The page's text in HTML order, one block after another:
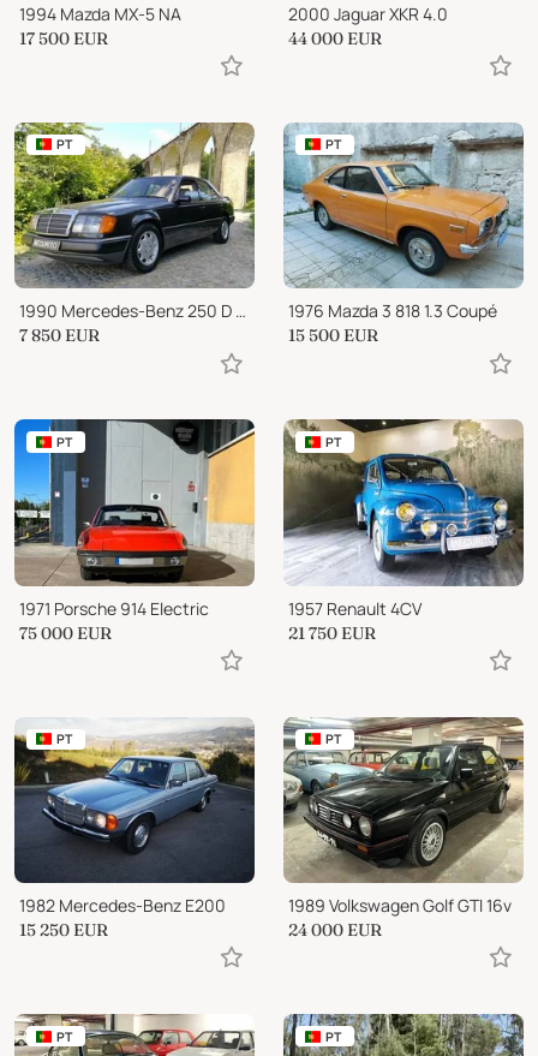
1994 Mazda MX-5 NA
17 500 EUR
2000 Jaguar XKR 4.0
44 000 EUR
PT
1990 Mercedes-Benz 250 D W124
7 850 EUR
PT
1976 Mazda 3 818 1.3 Coupé
15 500 EUR
PT
1971 Porsche 914 Electric
75 000 EUR
PT
1957 Renault 4CV
21 750 EUR
PT
1982 Mercedes-Benz E200
15 250 EUR
PT
1989 Volkswagen Golf GTI 16v
24 000 EUR
PT PT